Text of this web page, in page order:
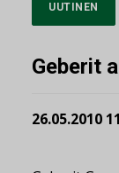
UUTINEN
Geberit
26.05.2010